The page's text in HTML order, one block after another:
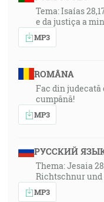
Tema: Isaías
e da justiça a
MP3
ROMÂNA
Fac din judecată
cumpănă!
MP3
РУССКИЙ
Thema: Jesaia
Richtschnur und
MP3